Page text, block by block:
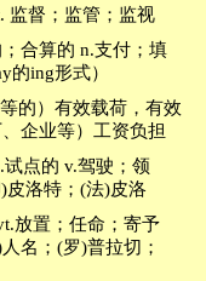
监督；监管；监视
合算的 n.支付；填
的ing形式）
的）有效载荷，有效
企业等）工资负担
点的 v.驾驶；领
皮洛特；(法)皮洛
放置；任命；寄予
名；(罗)普拉切；